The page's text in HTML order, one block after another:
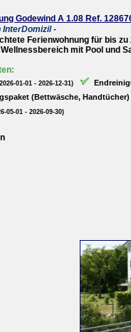
A 1.08 Ref. 128676
-
Ferienwohnung für bis zu 2
mit Pool und
01 - 2026-12-31) Endreinigung
(Bettwäsche, Handtücher)
- 2026-09-30)